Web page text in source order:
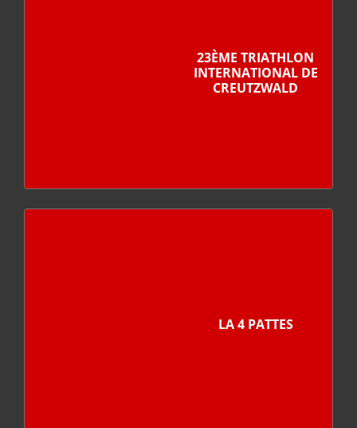
23ÈME TRIATHLON
INTERNATIONAL DE
CREUTZWALD
LA 4 PATTES